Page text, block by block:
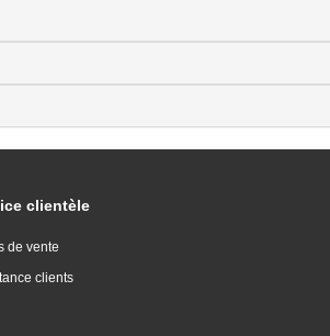
clientèle
de vente
clients